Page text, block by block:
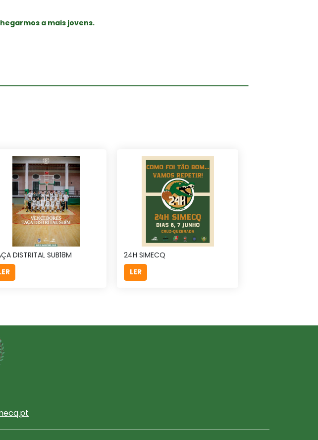
a mais jovens.
DISTRITAL SUB18M
24H SIMECQ
LER